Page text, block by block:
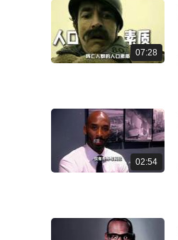
07:28
02:54